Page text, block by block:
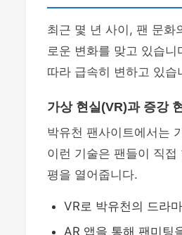
최근 몇 년 사이, 팬 문화
로운 변화를 맞고 있습니
따라 급속히 변하고 있습
가상 현실(VR)과 증강
박유천 팬사이트에서는
이런 기술은 팬들이 직
평을 열어줍니다.
VR로 박유천의 드라
AR 앱을 통해 팬미팅